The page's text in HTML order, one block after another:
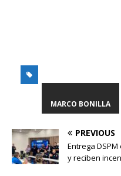
MARCO BONILLA
PREVIOUS
Entrega
y reciben